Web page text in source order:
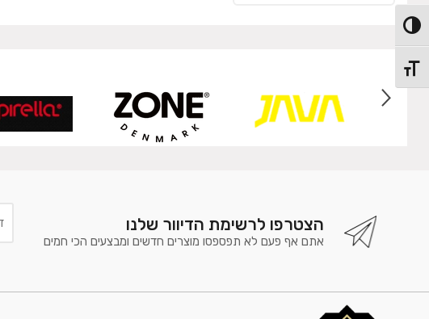
מתג ניגודיות גבוהה
מתג גודל גופן
הצטרפו לרשימת הדיוור שלנו
אתם אף פעם לא תפספסו מוצרים חדשים ומבצעים הכי חמים